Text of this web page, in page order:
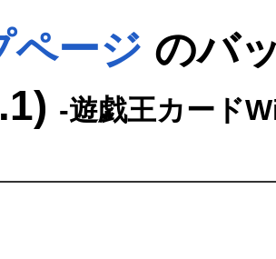
ページ のバ
-遊戯王カード